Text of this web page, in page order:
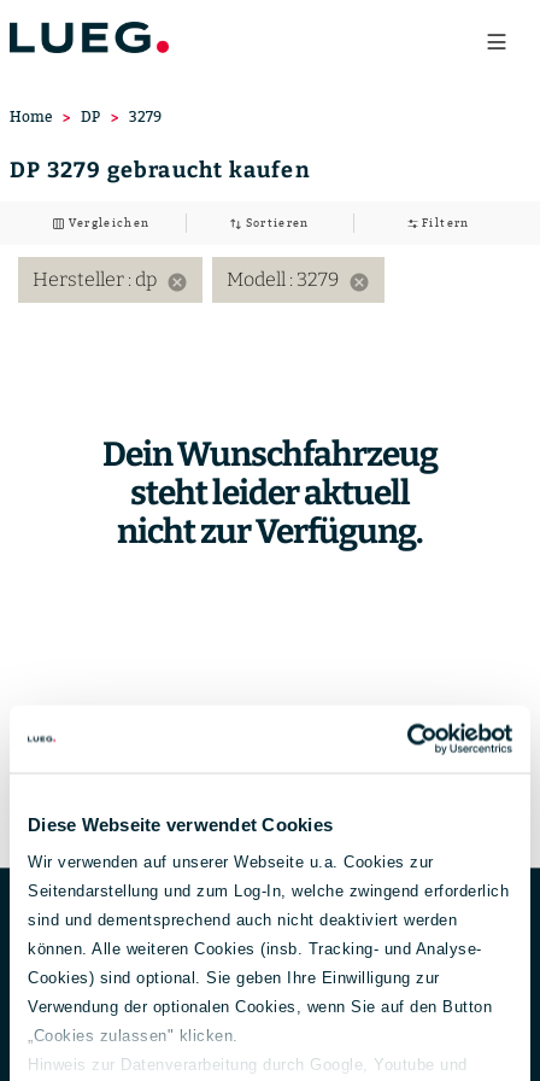
Diese Webseite verwendet Cookies
Wir verwenden auf unserer Webseite u.a. Cookies zur
Seitendarstellung und zum Log-In, welche zwingend erforderlich
sind und dementsprechend auch nicht deaktiviert werden
können. Alle weiteren Cookies (insb. Tracking- und Analyse-
Cookies) sind optional. Sie geben Ihre Einwilligung zur
Verwendung der optionalen Cookies, wenn Sie auf den Button
„Cookies zulassen" klicken.
Hinweis zur Datenverarbeitung durch Google, Youtube und
Home DP 3279
DP 3279 gebraucht kaufen
Vergleichen Sortieren Filtern
Hersteller : dp cancel Modell : 3279 cancel
Dein Wunschfahrzeug
steht leider aktuell
nicht zur Verfügung.
FooterUnternehmen
Über uns
Aktuelles
150 Jahre Lueg
Unternehmensführung
Gesellschafter
Nachhaltigkeit